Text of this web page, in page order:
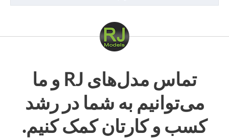
تماس مدل‌های RJ
و ما
می‌توانیم به شما در رشد
کسب و کارتان کمک کنیم.